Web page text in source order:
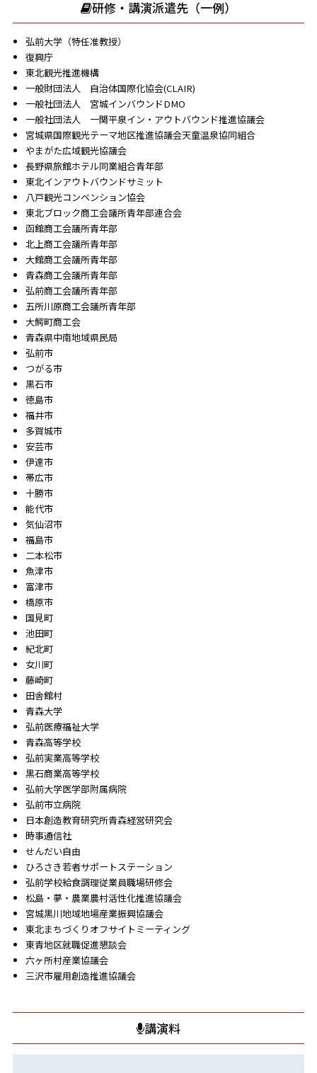
研修・講演派遣先（一例）
弘前大学（特任准教授）
復興庁
東北観光推進機構
一般財団法人 自治体国際化協会(CLAIR)
一般社団法人 宮城インバウンドDMO
一般社団法人 一関平泉イン・アウトバウンド推進協議会
宮城県国際観光テーマ地区推進協議会天童温泉協同組合
やまがた広域観光協議会
長野県旅館ホテル同業組合青年部
東北インアウトバウンドサミット
八戸観光コンベンション協会
東北ブロック商工会議所青年部連合会
函館商工会議所青年部
北上商工会議所青年部
大館商工会議所青年部
青森商工会議所青年部
弘前商工会議所青年部
五所川原商工会議所青年部
大鰐町商工会
青森県中南地域県民局
弘前市
つがる市
黒石市
徳島市
福井市
多賀城市
安芸市
伊達市
帯広市
十勝市
能代市
気仙沼市
福島市
二本松市
魚津市
富津市
橋原市
国見町
池田町
紀北町
女川町
藤崎町
田舎館村
青森大学
弘前医療福祉大学
青森高等学校
弘前実業高等学校
黒石商業高等学校
弘前大学医学部附属病院
弘前市立病院
日本創造教育研究所青森経営研究会
時事通信社
せんだい自由
ひろさき若者サポートステーション
弘前学校給食調理従業員職場研修会
松島・夢・農業農村活性化推進協議会
宮城黒川地域地場産業振興協議会
東北まちづくりオフサイトミーティング
東青地区就職促進懇談会
六ヶ所村産業協議会
三沢市雇用創造推進協議会
講演料